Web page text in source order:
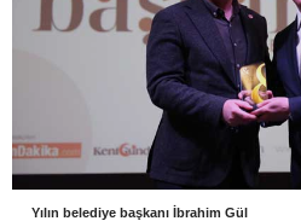
Yılın belediye başkanı İbrahim Gül